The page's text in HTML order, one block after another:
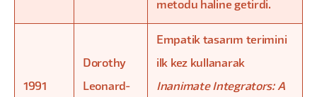
metodu haline getirdi.
1991
Dorothy
Leonard-
Empatik tasarım terimini
ilk kez kullanarak
Inanimate Integrators: A